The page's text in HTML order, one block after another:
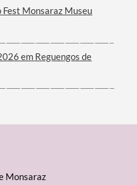
Monsaraz Museu
em Reguengos de
Monsaraz